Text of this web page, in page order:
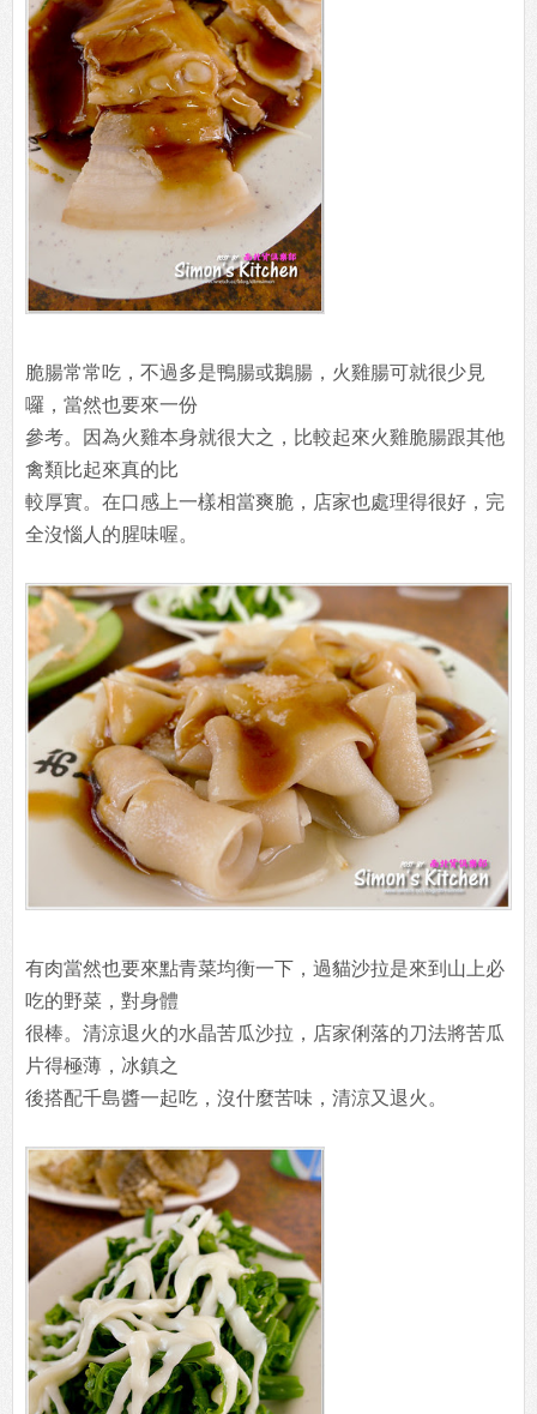
脆腸常常吃，不過多是鴨腸或鵝腸，火雞腸可就很少見
囉，當然也要來一份
參考。因為火雞本身就很大之，比較起來火雞脆腸跟其他
禽類比起來真的比
較厚實。在口感上一樣相當爽脆，店家也處理得很好，完
全沒惱人的腥味喔。
有肉當然也要來點青菜均衡一下，過貓沙拉是來到山上必
吃的野菜，對身體
很棒。清涼退火的水晶苦瓜沙拉，店家俐落的刀法將苦瓜
片得極薄，冰鎮之
後搭配千島醬一起吃，沒什麼苦味，清涼又退火。